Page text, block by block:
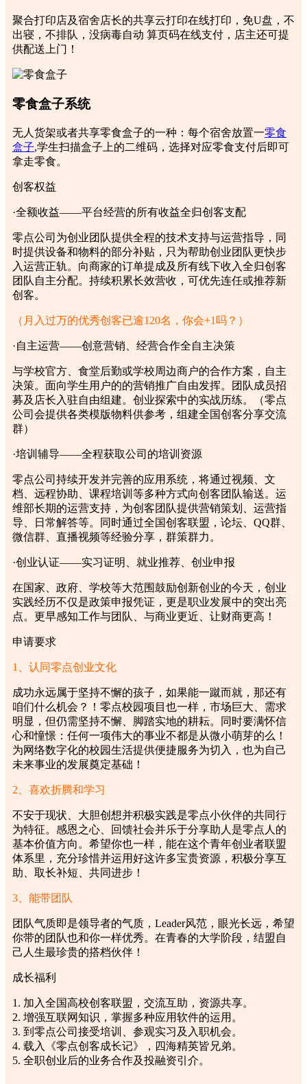
聚合打印店及宿舍店长的共享云打印在线打印，免U盘，不
出寝，不排队，没病毒自动 算页码在线支付，店主还可提
供配送上门！
零食盒子系统
无人货架或者共享零食盒子的一种：每个宿舍放置一零食
盒子,学生扫描盒子上的二维码，选择对应零食支付后即可
拿走零食。
创客权益
·全额收益——平台经营的所有收益全归创客支配
零点公司为创业团队提供全程的技术支持与运营指导，同
时提供设备和物料的部分补贴，只为帮助创业团队更快步
入运营正轨。向商家的订单提成及所有线下收入全归创客
团队自主分配。持续积累长效营收，可优先连任或推荐新
创客。
（月入过万的优秀创客已逾120名，你会+1吗？）
·自主运营——创意营销、经营合作全自主决策
与学校官方、食堂后勤或学校周边商户的合作方案，自主
决策。面向学生用户的的营销推广自由发挥。团队成员招
募及店长入驻自由组建。创业探索中的实战历练。（零点
公司会提供各类模版物料供参考，组建全国创客分享交流
群）
·培训辅导——全程获取公司的培训资源
零点公司持续开发并完善的应用系统，将通过视频、文
档、远程协助、课程培训等多种方式向创客团队输送。运
维部长期的运营支持，为创客团队提供营销策划、运营指
导、日常解答等。同时通过全国创客联盟，论坛、QQ群、
微信群、直播视频等经验分享，群策群力。
·创业认证——实习证明、就业推荐、创业申报
在国家、政府、学校等大范围鼓励创新创业的今天，创业
实践经历不仅是政策申报凭证，更是职业发展中的突出亮
点。更早感知工作与团队、与商业更近、让财商更高！
申请要求
1、认同零点创业文化
成功永远属于坚持不懈的孩子，如果能一蹴而就，那还有
咱们什么机会？！零点校园项目也一样，市场巨大、需求
明显，但仍需坚持不懈、脚踏实地的耕耘。同时要满怀信
心和憧憬：任何一项伟大的事业不都是从微小萌芽的么！
为网络数字化的校园生活提供便捷服务为切入，也为自己
未来事业的发展奠定基础！
2、喜欢折腾和学习
不安于现状、大胆创想并积极实践是零点小伙伴的共同行
为特征。感恩之心、回馈社会并乐于分享助人是零点人的
基本价值方向。希望你也一样，能在这个青年创业者联盟
体系里，充分珍惜并运用好这许多宝贵资源，积极分享互
助、取长补短、共同进步！
3、能带团队
团队气质即是领导者的气质，Leader风范，眼光长远，希望
你带的团队也和你一样优秀。在青春的大学阶段，结盟自
己人生最珍贵的搭档伙伴！
成长福利
1. 加入全国高校创客联盟，交流互助，资源共享。
2. 增强互联网知识，掌握多种应用软件的运用。
3. 到零点公司接受培训、参观实习及入职机会。
4. 载入《零点创客成长记》，四海精英皆兄弟。
5. 全职创业后的业务合作及投融资引介。